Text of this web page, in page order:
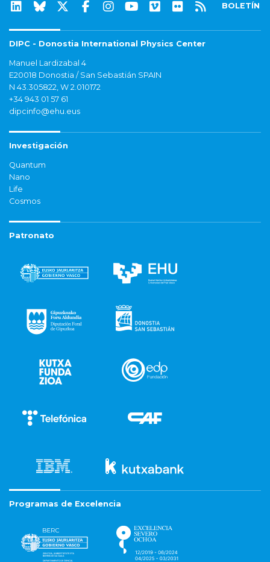
BOLETÍN
DIPC - Donostia International Physics Center
Manuel Lardizabal 4
E20018 Donostia / San Sebastián SPAIN
N 43.305822, W 2.010172
+34 943 01 57 61
dipcinfo@ehu.eus
Investigación
Quantum
Nano
Life
Cosmos
Patronato
Programas de Excelencia